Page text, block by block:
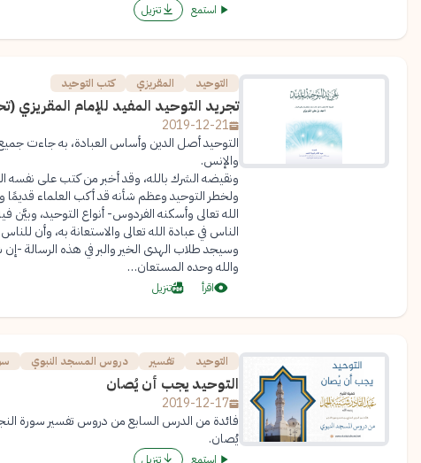
استمع تنزيل
التوحيد المقريزي كتب التوحيد
تجريد التوحيد المفيد للإمام المقريزي
2019-12-21
التوحيد أصل الدين وأساس العبادة، به جاءت
والإنس.
ونقيضه الشرك بالله، وقد أخبر من كتب على نفسه
ولخطر التوحيد وعظم شأنه قد أكب العلماء قديمًا
الله تعالى وأسكنه الفردوس- أنواع التوحيد، وبيَّن
الناس في عبادة الله تعالى والاستعانة به، وأن
وسيجد طلاب الهدى الخير والبر في هذه الرسالة -
والله وحده المستعان…
اقرأ تنزيل
التوحيد تفسير دروس المسجد النبوي
التوحيد يجب أن يُصان
2019-12-17
فائدة من الدرس السابع من دروس تفسير سورة
يُصان.